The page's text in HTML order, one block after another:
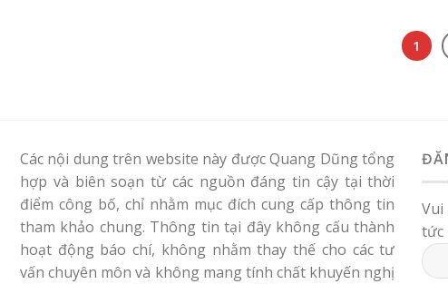
1
Các nội dung trên website này được Quang Dũng tổng
hợp và biên soạn từ các nguồn đáng tin cậy tại thời
điểm công bố, chỉ nhằm mục đích cung cấp thông tin
tham khảo chung. Thông tin tại đây không cấu thành
hoạt động báo chí, không nhằm thay thế cho các tư
vấn chuyên môn và không mang tính chất khuyến nghị
Vui
tức